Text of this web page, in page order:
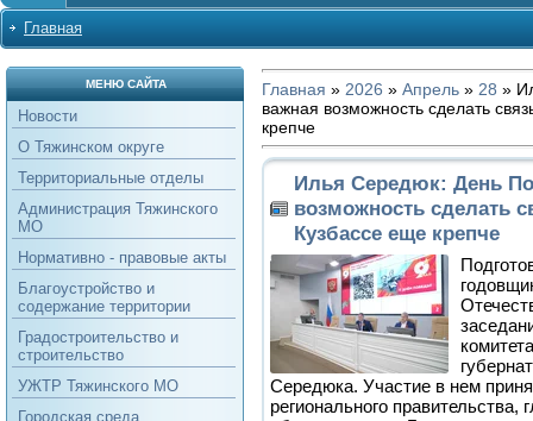
Главная
МЕНЮ САЙТА
Новости
О Тяжинском округе
Территориальные отделы
Администрация Тяжинского
МО
Нормативно - правовые акты
Благоустройство и
содержание территории
Градостроительство и
строительство
УЖТР Тяжинского МО
Городская среда
Главная » 2026 » Апрель » 28 »
важная возможность сделать
крепче
Илья Середюк: День
возможность сделать
Кузбассе еще крепче
Середюка. Участие в нем
регионального правительства,